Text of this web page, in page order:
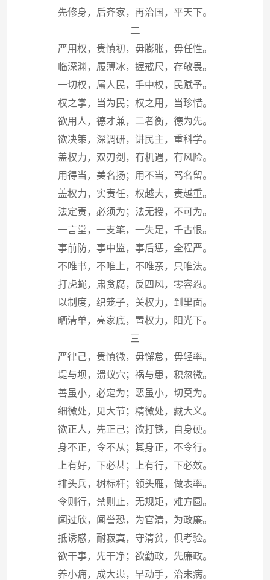
先修身，后齐家，再治国，平天下。
二
严用权，贵慎初，毋膨胀，毋任性。
临深渊，履薄冰，握戒尺，存敬畏。
一切权，属人民，手中权，民赋予。
权之掌，当为民；权之用，当珍惜。
欲用人，德才兼，二者衡，德为先。
欲决策，深调研，讲民主，重科学。
盖权力，双刃剑，有机遇，有风险。
用得当，美名扬；用不当，骂名留。
盖权力，实责任，权越大，责越重。
法定责，必须为；法无授，不可为。
一言堂，一支笔，一失足，千古恨。
事前防，事中监，事后惩，全程严。
不唯书，不唯上，不唯亲，只唯法。
打虎蝇，肃贪腐，反四风，零容忍。
以制度，织笼子，关权力，到里面。
晒清单，亮家底，置权力，阳光下。
三
严律己，贵慎微，毋懈怠，毋轻率。
堤与坝，溃蚁穴；祸与患，积忽微。
善虽小，必定为；恶虽小，切莫为。
细微处，见大节；精微处，藏大义。
欲正人，先正己；欲打铁，自身硬。
身不正，令不从；其身正，不令行。
上有好，下必甚；上有行，下必效。
排头兵，树标杆；领头雁，做表率。
令则行，禁则止，无规矩，难方圆。
闻过欣，闻誉恐，为官清，为政廉。
抵诱惑，耐寂寞，守清贫，俱考验。
欲干事，先干净；欲勤政，先廉政。
养小痈，成大患，早动手，治未病。